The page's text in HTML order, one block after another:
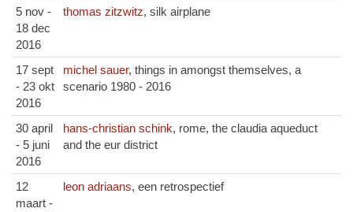
5 nov -
18 dec
2016
thomas zitzwitz, silk airplane
17 sept
- 23 okt
2016
michel sauer, things in amongst themselves, a
scenario 1980 - 2016
30 april
- 5 juni
2016
hans-christian schink, rome, the claudia aqueduct
and the eur district
12
maart -
leon adriaans, een retrospectief